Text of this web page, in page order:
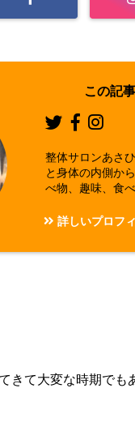
この記
整体サロンあさ
と身体の内側か
べ物、趣味、食
詳しいプロフ
きて大変な時期でも